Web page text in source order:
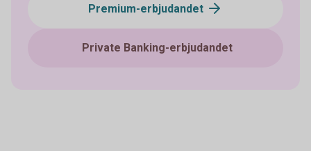
Premium-erbjudandet
Private Banking-erbjudandet